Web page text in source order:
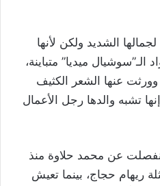
الشديد ولكن لأنها
ميديا” متباينة،
وورثت عنها الشعر الكثيف
تشبه والدها رجل الأعمال
عن محمد حلاوة منذ
ريهام حجاج، بينما تعيش